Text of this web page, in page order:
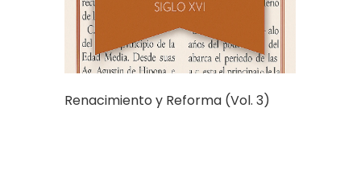
Renacimiento y Reforma (Vol. 3)